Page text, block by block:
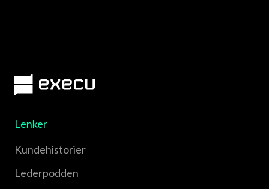
Lenker
Kundehistorier
Lederpodden